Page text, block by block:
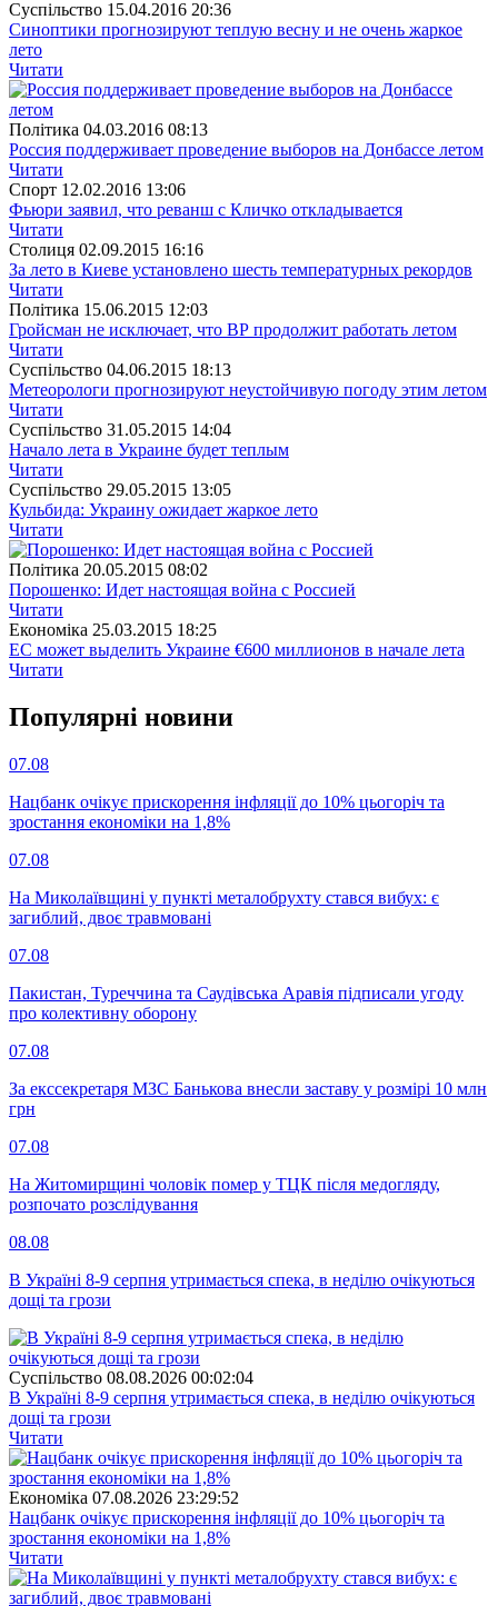
Суспiльство 15.04.2016 20:36
Синоптики прогнозируют теплую весну и не очень жаркое
лето
Читати
Полiтика 04.03.2016 08:13
Россия поддерживает проведение выборов на Донбассе летом
Читати
Спорт 12.02.2016 13:06
Фьюри заявил, что реванш с Кличко откладывается
Читати
Столиця 02.09.2015 16:16
За лето в Киеве установлено шесть температурных рекордов
Читати
Полiтика 15.06.2015 12:03
Гройсман не исключает, что ВР продолжит работать летом
Читати
Суспiльство 04.06.2015 18:13
Метеорологи прогнозируют неустойчивую погоду этим летом
Читати
Суспiльство 31.05.2015 14:04
Начало лета в Украине будет теплым
Читати
Суспiльство 29.05.2015 13:05
Кульбида: Украину ожидает жаркое лето
Читати
Полiтика 20.05.2015 08:02
Порошенко: Идет настоящая война с Россией
Читати
Економіка 25.03.2015 18:25
ЕС может выделить Украине €600 миллионов в начале лета
Читати
Популярнi новини
07.08
Нацбанк очікує прискорення інфляції до 10% цьогоріч та
зростання економіки на 1,8%
07.08
На Миколаївщині у пункті металобрухту стався вибух: є
загиблий, двоє травмовані
07.08
Пакистан, Туреччина та Саудівська Аравія підписали угоду
про колективну оборону
07.08
За екссекретаря МЗС Банькова внесли заставу у розмірі 10 млн
грн
07.08
На Житомирщині чоловік помер у ТЦК після медогляду,
розпочато розслідування
08.08
В Україні 8-9 серпня утримається спека, в неділю очікуються
дощі та грози
Суспiльство 08.08.2026 00:02:04
В Україні 8-9 серпня утримається спека, в неділю очікуються
дощі та грози
Читати
Економіка 07.08.2026 23:29:52
Нацбанк очікує прискорення інфляції до 10% цьогоріч та
зростання економіки на 1,8%
Читати